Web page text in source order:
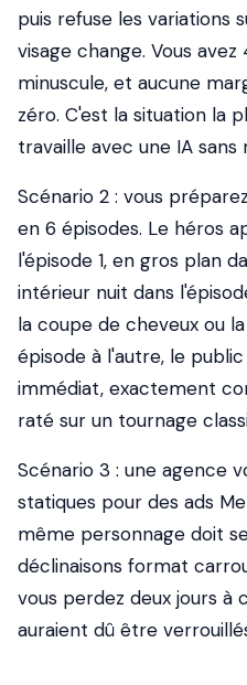
puis refuse les variations
visage change. Vous
minuscule, et aucune
zéro. C'est la situation la
travaille avec une IA
Scénario 2 : vous
en 6 épisodes. Le héros
l'épisode 1, en gros plan
intérieur nuit dans
la coupe de cheveux ou
épisode à l'autre, le
immédiat, exactement
raté sur un tournage
Scénario 3 : une agence
statiques pour des ads
même personnage doit
déclinaisons format
vous perdez deux jours à
auraient dû être